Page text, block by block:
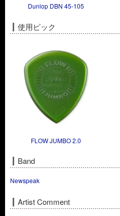
Dunlop DBN 45-105
使用ピック
FLOW JUMBO 2.0
Band
Newspeak
Artist Comment